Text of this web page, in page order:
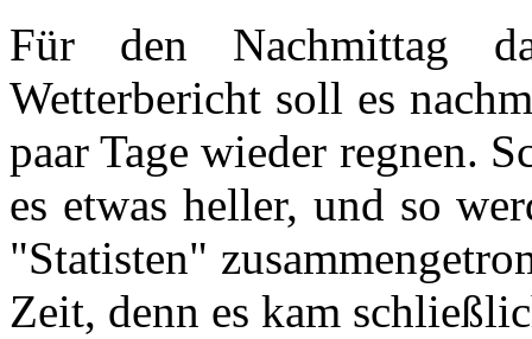
Für den Nachmittag
Wetterbericht soll es
paar Tage wieder regnen.
es etwas heller, und so
"Statisten"
Zeit, denn es kam